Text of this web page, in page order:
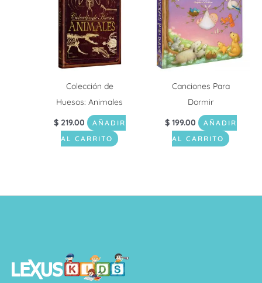
Colección de
Huesos: Animales
$219.00
AÑADIR
AL CARRITO
Canciones Para
Dormir
$199.00
AÑADIR
AL CARRITO